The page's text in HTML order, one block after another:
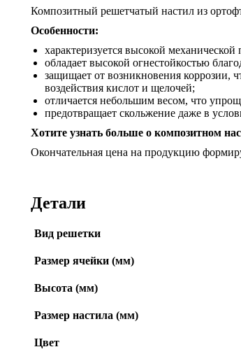
Композитный решетчатый настил из
Особенности:
характеризуется высокой
обладает высокой огнестойкостью
защищает от возникновения коррозии,
воздействия кислот и щелочей;
отличается небольшим весом, что
предотвращает скольжение даже в
Хотите узнать больше о композитном
Окончательная цена на продукцию
Детали
Вид решетки
Размер ячейки (мм)
Высота (мм)
Размер настила (мм)
Цвет